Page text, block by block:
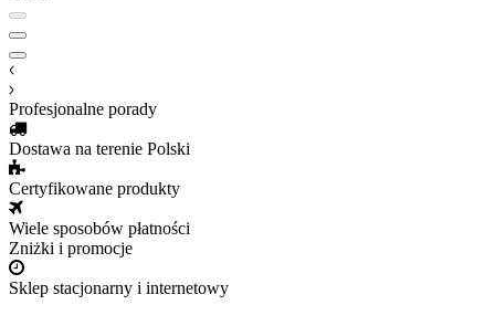
Profesjonalne porady
Dostawa na terenie Polski
Certyfikowane produkty
Wiele sposobów płatności
Zniżki i promocje
Sklep stacjonarny i internetowy